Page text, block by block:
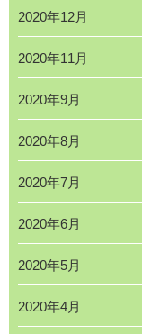
2020年12月
2020年11月
2020年9月
2020年8月
2020年7月
2020年6月
2020年5月
2020年4月